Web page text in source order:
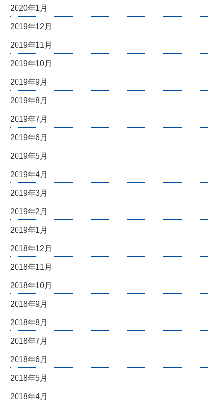
2020年1月
2019年12月
2019年11月
2019年10月
2019年9月
2019年8月
2019年7月
2019年6月
2019年5月
2019年4月
2019年3月
2019年2月
2019年1月
2018年12月
2018年11月
2018年10月
2018年9月
2018年8月
2018年7月
2018年6月
2018年5月
2018年4月